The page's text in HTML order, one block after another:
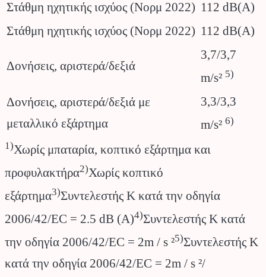
Στάθμη ηχητικής ισχύος (Νορμ 2022) 112 dB(A)
Στάθμη ηχητικής ισχύος (Νορμ 2022) 112 dB(A)
Δονήσεις, αριστερά/δεξιά
3,7/3,7
m/s² 5)
Δονήσεις, αριστερά/δεξιά με
μεταλλικό εξάρτημα
3,3/3,3
m/s² 6)
1)Χωρίς μπαταρία, κοπτικό εξάρτημα και
προφυλακτήρα2)Χωρίς κοπτικό
εξάρτημα3)Συντελεστής Κ κατά την οδηγία
2006/42/EC = 2.5 dB (A)4)Συντελεστής Κ κατά
την οδηγία 2006/42/EC = 2m / s ²5)Συντελεστής Κ
κατά την οδηγία 2006/42/EC = 2m / s ²/